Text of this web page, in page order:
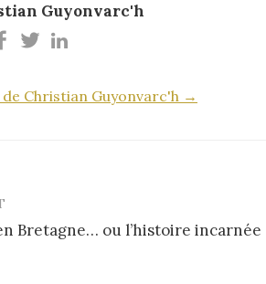
Guyonvarc'h
Christian Guyonvarc'h →
Bretagne… ou l’histoire incarnée